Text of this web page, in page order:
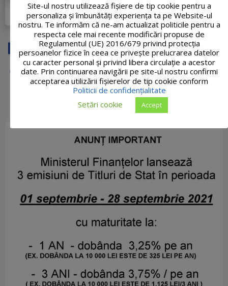
DETALII PROIECT
Site-ul nostru utilizează fişiere de tip cookie pentru a
personaliza și îmbunătăți experiența ta pe Website-ul
nostru. Te informăm că ne-am actualizat politicile pentru a
respecta cele mai recente modificări propuse de
Regulamentul (UE) 2016/679 privind protecția
persoanelor fizice în ceea ce privește prelucrarea datelor
cu caracter personal și privind libera circulație a acestor
date. Prin continuarea navigării pe site-ul nostru confirmi
acceptarea utilizării fişierelor de tip cookie conform
Politicii de confidențialitate
Setări cookie
Accept